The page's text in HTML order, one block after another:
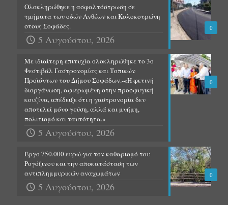
0
Ολοκληρώθηκε η ασφαλτόστρωση σε
τμήματα των οδών Ανθέων και Κολοκοτρώνη
στους Σοφάδες.
5 Αυγούστου, 2026
0
Με ιδιαίτερη επιτυχία ολοκληρώθηκε το 3ο
Φεστιβάλ Γαστρονομίας και Τοπικών
Προϊόντων του Δήμου Σοφάδων.-«Η φετινή
διοργάνωση, αφιερωμένη στην προσφυγική
κουζίνα, απέδειξε ότι η γαστρονομία δεν
αποτελεί μόνο γεύση, αλλά και μνήμη,
πολιτισμό και ταυτότητα.»
5 Αυγούστου, 2026
0
Έργο 750.000 ευρώ για τον καθαρισμό του
Ρογόζινου και την αποκατάσταση των
αντιπλημμυρικών αναχωμάτων
5 Αυγούστου, 2026